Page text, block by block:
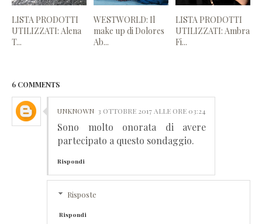
LISTA PRODOTTI
UTILIZZATI: Alena
T...
WESTWORLD: Il
make up di Dolores
Ab...
LISTA PRODOTTI
UTILIZZATI: Ambra
Fi...
6 COMMENTS
UNKNOWN 3 OTTOBRE 2017 ALLE ORE 03:24
Sono molto onorata di avere
partecipato a questo sondaggio.
Rispondi
Risposte
Rispondi